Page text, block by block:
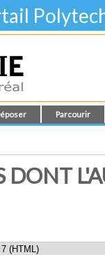
Parcourir